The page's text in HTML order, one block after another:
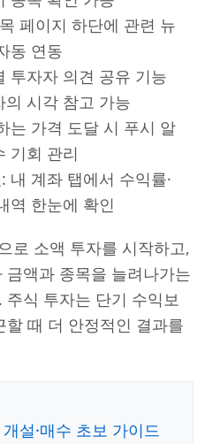
페이지 하단에 관련 뉴
동 연동
투자자 의견 공유 기능
시각 참고 가능
는 가격 도달 시 푸시 알
기회 관리
: 내 계좌 탭에서 수익률·
역 한눈에 확인
로 소액 투자를 시작하고,
액과 종목을 늘려나가는
주식 투자는 단기 수익보
때 더 안정적인 결과를
설·매수 초보 가이드